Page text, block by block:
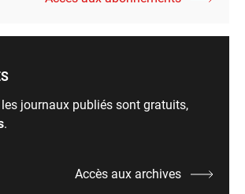
journaux publiés sont gratuits,
.
Accès aux archives